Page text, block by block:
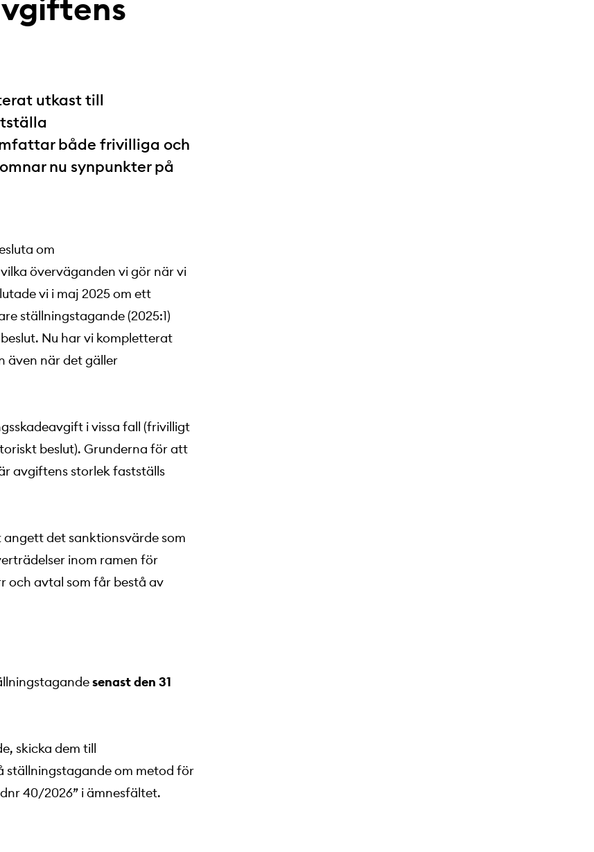
utkast till
både frivilliga och
nu synpunkter på
om
överväganden vi gör när vi
vi i maj 2025 om ett
ställningstagande (2025:1)
Nu har vi kompletterat
även när det gäller
i vissa fall (frivilligt
beslut). Grunderna för att
avgiftens storlek fastställs
det sanktionsvärde som
inom ramen för
och avtal som får bestå av
senast den 31
skicka dem till
ställningstagande om metod för
40/2026” i ämnesfältet.